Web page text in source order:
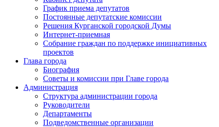
График приема депутатов
Постоянные депутатские комиссии
Решения Курганской городской Думы
Интернет-приемная
Собрание граждан по поддержке инициативных
проектов
Глава города
Биография
Советы и комиссии при Главе города
Администрация
Структура администрации города
Руководители
Департаменты
Подведомственные организации